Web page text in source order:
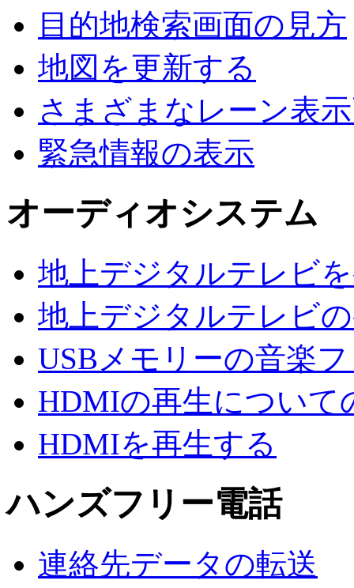
目的地検索画面の見方
地図を更新する
さまざまなレーン表
緊急情報の表示
オーディオシステム
地上デジタルテレビ
地上デジタルテレビ
USBメモリーの音楽
HDMIの再生について
HDMIを再生する
ハンズフリー電話
連絡先データの転送